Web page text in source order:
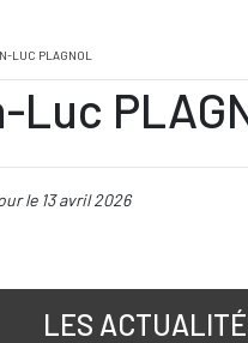
LUC PLAGNOL
Luc
le 13 avril 2026
LES